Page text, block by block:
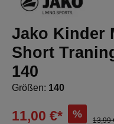
Jako Kinder
Short
140
Größen: 140
11,00 €* %
13,99